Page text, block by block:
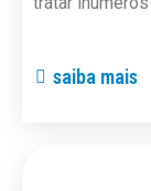
saiba mais